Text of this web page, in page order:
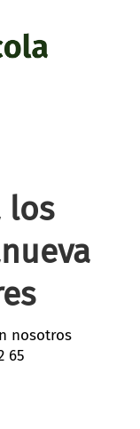
los
nosotros
65